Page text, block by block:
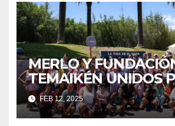
MERLO Y
TEMAIKÉN UNIDOS
EDUCACIÓN Y EL
AMBIENTE
FEB 12, 2025